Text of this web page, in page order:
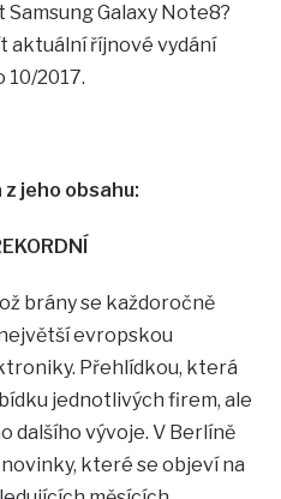
Galaxy Note8?
aktuální říjnové vydání
10/2017.
jeho obsahu:
brány se každoročně
evropskou
Přehlídkou, která
jednotlivých firem, ale
dalšího vývoje. V Berlíně
které se objeví na